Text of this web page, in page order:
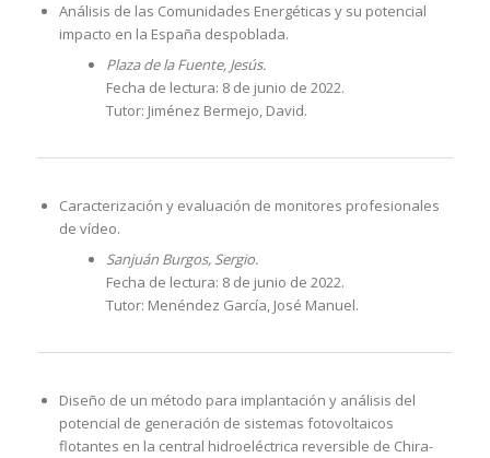
Análisis de las Comunidades Energéticas y su potencial
impacto en la España despoblada.
Plaza de la Fuente, Jesús.
Fecha de lectura: 8 de junio de 2022.
Tutor: Jiménez Bermejo, David.
Caracterización y evaluación de monitores profesionales
de vídeo.
Sanjuán Burgos, Sergio.
Fecha de lectura: 8 de junio de 2022.
Tutor: Menéndez García, José Manuel.
Diseño de un método para implantación y análisis del
potencial de generación de sistemas fotovoltaicos
flotantes en la central hidroeléctrica reversible de Chira-